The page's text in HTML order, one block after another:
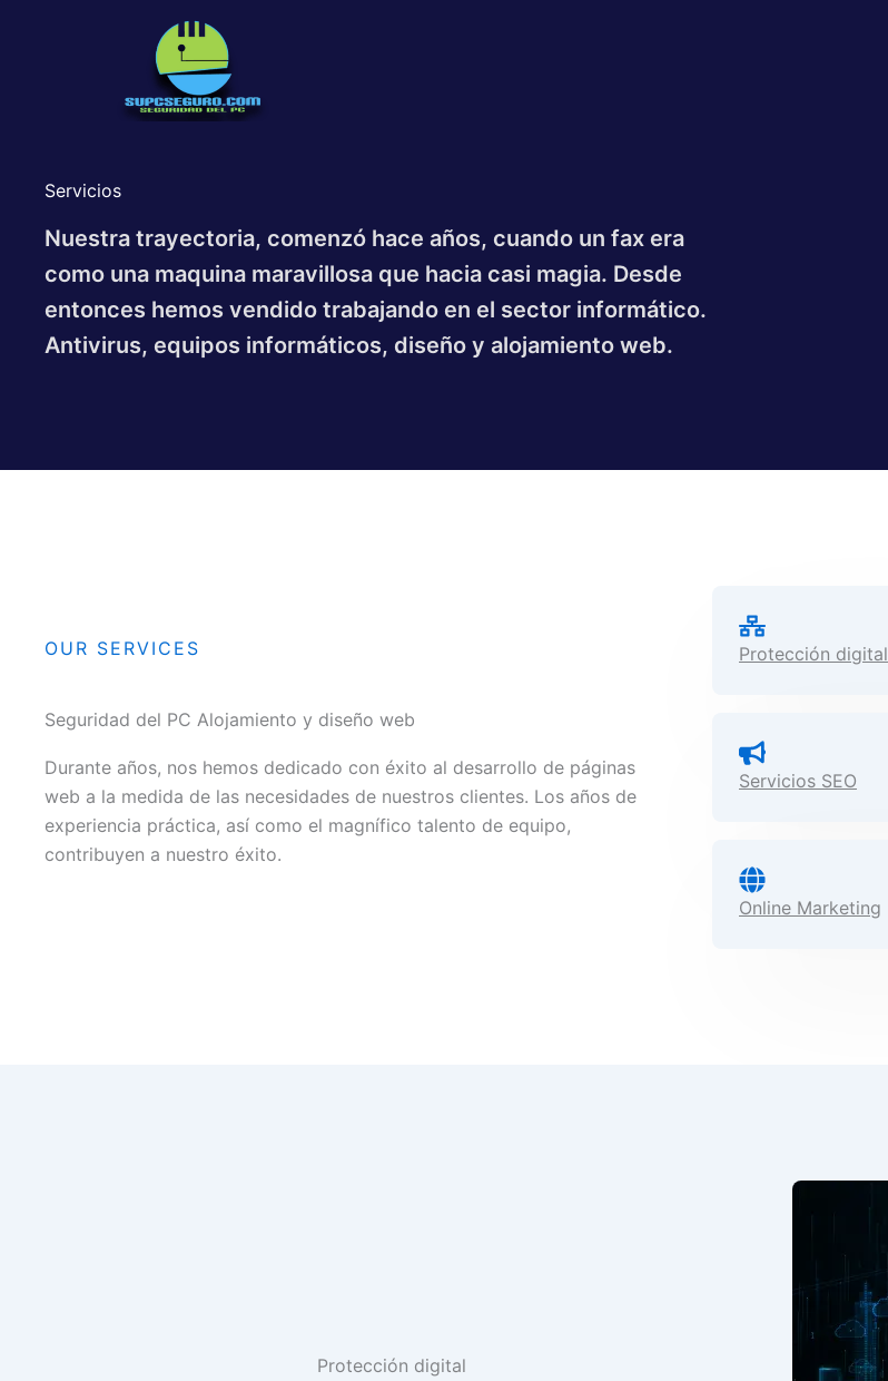
Servicios
Nuestra trayectoria, comenzó hace años, cuando un fax era
como una maquina maravillosa que hacia casi magia. Desde
entonces hemos vendido trabajando en el sector informático.
Antivirus, equipos informáticos, diseño y alojamiento web.
OUR SERVICES
Seguridad del PC Alojamiento y diseño web
Durante años, nos hemos dedicado con éxito al desarrollo de páginas
web a la medida de las necesidades de nuestros clientes. Los años de
experiencia práctica, así como el magnífico talento de equipo,
contribuyen a nuestro éxito.
Protección digital
Servicios SEO
Online Marketing
Protección digital